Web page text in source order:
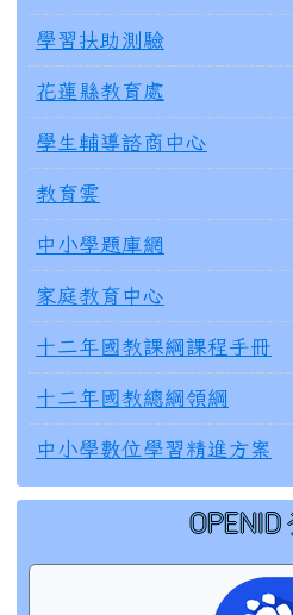
學習扶助測驗
花蓮縣教育處
學生輔導諮商中心
教育雲
中小學題庫網
家庭教育中心
十二年國教課綱課程手冊
十二年國教總綱領綱
中小學數位學習精進方案
右邊區域內容